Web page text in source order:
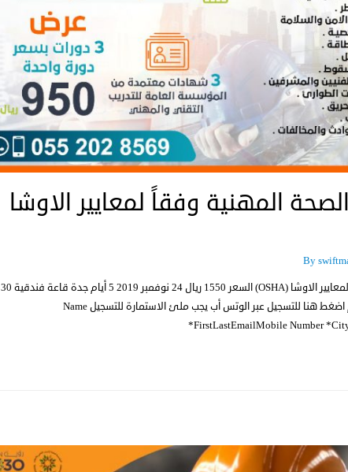
المهنية وفقاً لمعايير الاوشا
دورة السلامة والصحة المهنية وفقاً لمعايير الاوشا (OSHA) السعر 1550 ريال 24 نوفمبر 2019 5 أيام جدة قاعة فندقية 30
ساعة معتمدة من 5:00م الى 9:00م اضغط هنا للتسجيل عبر الوتس أب يجب ملئ الاستمارة للتسجيل Name
*FirstLastEmailMobile Number